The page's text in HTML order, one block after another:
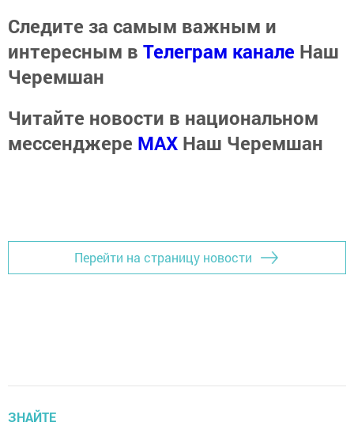
Следите за самым важным и
интересным в Телеграм канале Наш
Черемшан
Читайте новости в национальном
мессенджере MАХ Наш Черемшан
Перейти на страницу новости
ЗНАЙТЕ